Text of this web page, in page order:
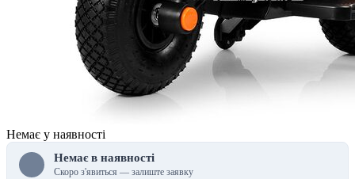
Немає у наявності
Немає в наявності
Скоро з'явиться — залиште заявку